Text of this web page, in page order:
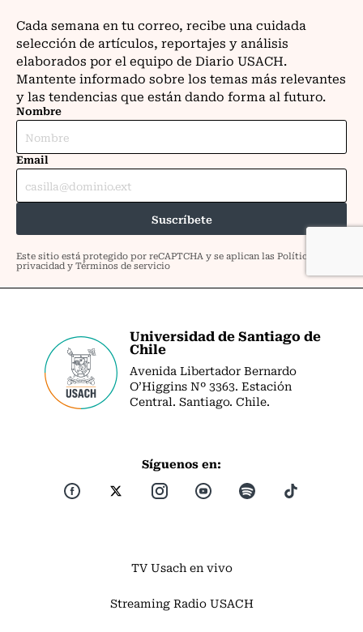
Universidad de Santiago de
Chile
Avenida Libertador Bernardo
O’Higgins Nº 3363. Estación
Central. Santiago. Chile.
Síguenos en:
TV Usach en vivo
Streaming Radio USACH